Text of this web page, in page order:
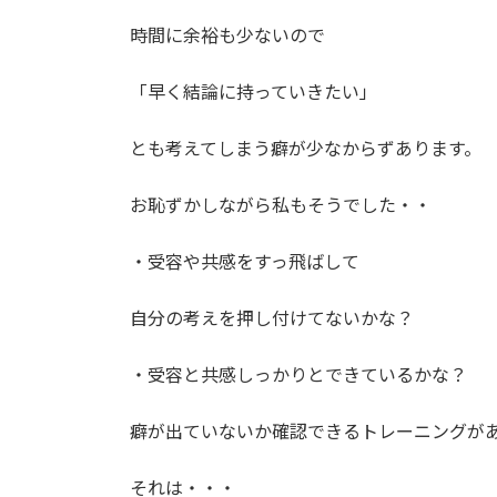
時間に余裕も少ないので
「早く結論に持っていきたい」
とも考えてしまう癖が少なからずあります。
お恥ずかしながら私もそうでした・・
・受容や共感をすっ飛ばして
自分の考えを押し付けてないかな？
・受容と共感しっかりとできているかな？
癖が出ていないか確認できるトレーニングがあ
それは・・・